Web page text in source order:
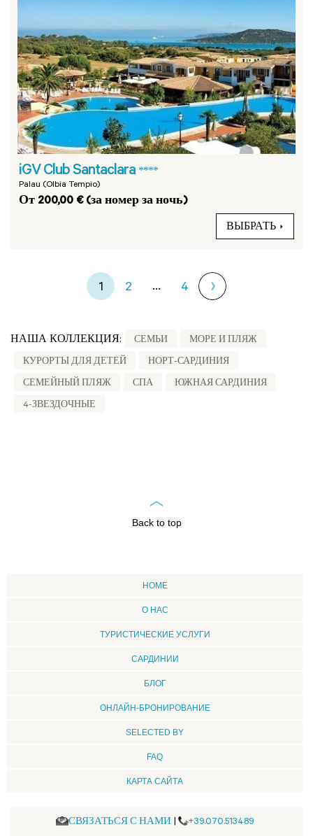
iGV Club Santaclara ****
Palau (Olbia Tempio)
От 200,00 € (за номер за ночь)
ВЫБРАТЬ
1 2 ... 4
НАША КОЛЛЕКЦИЯ: СЕМЬИ МОРЕ И ПЛЯЖ
КУРОРТЫ ДЛЯ ДЕТЕЙ НОРТ-САРДИНИЯ
СЕМЕЙНЫЙ ПЛЯЖ СПА ЮЖНАЯ САРДИНИЯ
4-ЗВЕЗДОЧНЫЕ
Back to top
HOME
О НАС
ТУРИСТИЧЕСКИЕ УСЛУГИ
CАРДИНИИ
БЛОГ
ОНЛАЙН-БРОНИРОВАНИЕ
SELECTED BY
FAQ
КАРТА САЙТА
СВЯЗАТЬСЯ С НАМИ | +39.070.513489